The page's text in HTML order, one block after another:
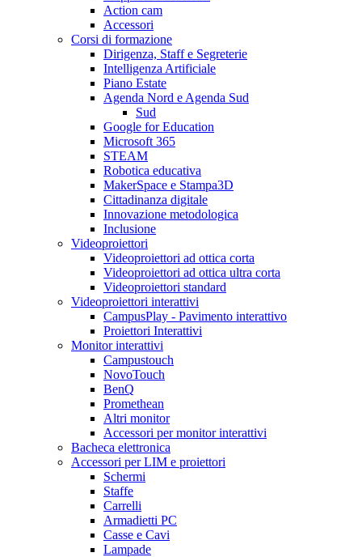
Action cam
Accessori
Corsi di formazione
Dirigenza, Staff e Segreterie
Intelligenza Artificiale
Piano Estate
Agenda Nord e Agenda Sud
Sud
Google for Education
Microsoft 365
STEAM
Robotica educativa
MakerSpace e Stampa3D
Cittadinanza digitale
Innovazione metodologica
Inclusione
Videoproiettori
Videoproiettori ad ottica corta
Videoproiettori ad ottica ultra corta
Videoproiettori standard
Videoproiettori interattivi
CampusPlay - Pavimento interattivo
Proiettori Interattivi
Monitor interattivi
Campustouch
NovoTouch
BenQ
Promethean
Altri monitor
Accessori per monitor interattivi
Bacheca elettronica
Accessori per LIM e proiettori
Schermi
Staffe
Carrelli
Armadietti PC
Casse e Cavi
Lampade